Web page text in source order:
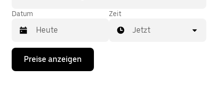
Datum
Drücke
Nach-
Zeit
Jetzt
Preise anzeigen